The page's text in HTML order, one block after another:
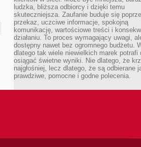
ludzka, bliższa odbiorcy i dzięki temu
skuteczniejsza. Zaufanie buduje się
przekaz, uczciwe informacje, spokojną
komunikację, wartościowe treści i
działaniu. To proces wymagający uwagi,
dostępny nawet bez ogromnego budżetu.
dlatego tak wiele niewielkich marek potrafi
osiągać świetne wyniki. Nie dlatego, że
najgłośniej, lecz dlatego, że są odbierane
prawdziwe, pomocne i godne polecenia.